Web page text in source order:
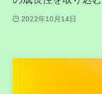
2022年10月14日